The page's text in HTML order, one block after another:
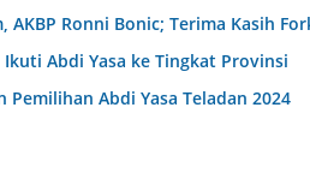
AKBP Ronni Bonic; Terima Kasih
Abdi Yasa ke Tingkat Provinsi
Abdi Yasa Teladan 2024